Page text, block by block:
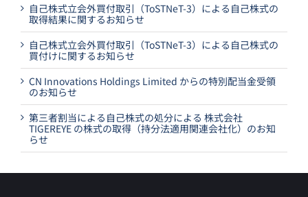
自己株式立会外買付取引（ToSTNeT-3）による自己株式の
取得結果に関するお知らせ
自己株式立会外買付取引（ToSTNeT-3）による自己株式の
買付けに関するお知らせ
CN Innovations Holdings Limited からの特別配当金受領
のお知らせ
第三者割当による自己株式の処分による 株式会社
TIGEREYE の株式の取得（持分法適用関連会社化）のお知
らせ